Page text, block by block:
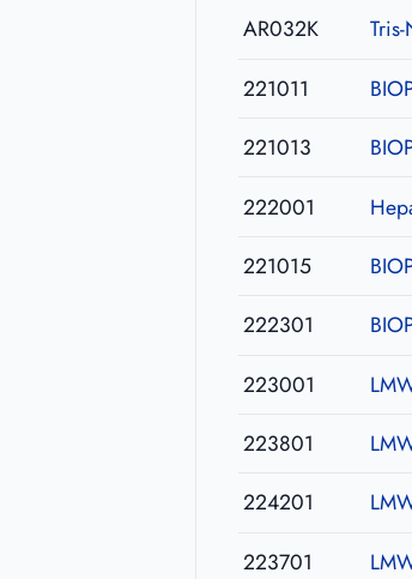
AR032K
221011
221013
222001
221015
222301
223001
223801
224201
223701